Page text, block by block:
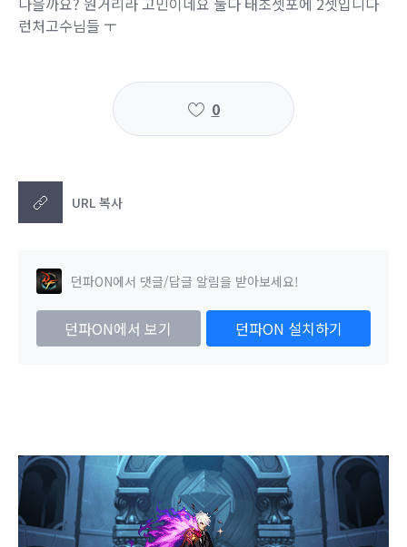
런처고수님들 ㅜ
0
URL 복사
던파ON에서 댓글/답글 알림을 받아보세요!
던파ON에서 보기 던파ON 설치하기